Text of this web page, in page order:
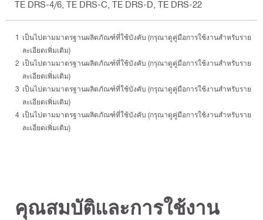
TE DRS-4/6, TE DRS-C, TE DRS-D, TE DRS-22
เป็นไปตามมาตรฐานผลิตภัณฑ์ที่ใช้บังคับ (กรุณาดูคู่มือการใช้งานสำหรับราย
ละเอียดเพิ่มเติม)
เป็นไปตามมาตรฐานผลิตภัณฑ์ที่ใช้บังคับ (กรุณาดูคู่มือการใช้งานสำหรับราย
ละเอียดเพิ่มเติม)
เป็นไปตามมาตรฐานผลิตภัณฑ์ที่ใช้บังคับ (กรุณาดูคู่มือการใช้งานสำหรับราย
ละเอียดเพิ่มเติม)
เป็นไปตามมาตรฐานผลิตภัณฑ์ที่ใช้บังคับ (กรุณาดูคู่มือการใช้งานสำหรับราย
ละเอียดเพิ่มเติม)
คุณสมบัติและการใช้งาน